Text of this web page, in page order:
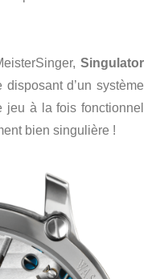
Singulator
d’un système
jeu à la fois fonctionnel
bien singulière !